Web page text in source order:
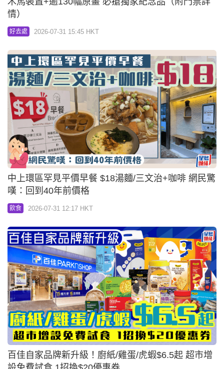
情）
好去處 2026-07-31 15:45 HKT
中上環區罕見平價早餐 $18湯麵/三文治+咖啡 網民驚
嘆：回到40年前價格
飲食 2026-07-31 12:17 HKT
百佳自家品牌新升級！廚紙/雞蛋/虎蝦$6.5起 超市增